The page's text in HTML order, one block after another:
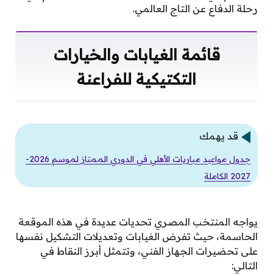
رحلة الدفاع عن التاج العالمي.
قائمة الغيابات والخيارات
التكتيكية للفراعنة
قد يهمك
جدول مواعيد مباريات الأهلي في الدوري الممتاز لموسم 2026-
2027 الكاملة
يواجه المنتخب المصري تحديات عديدة في هذه الموقعة
الحاسمة، حيث تفرض الغيابات وتعديلات التشكيل نفسها
على تحضيرات الجهاز الفني، وتتمثل أبرز النقاط في
التالي: